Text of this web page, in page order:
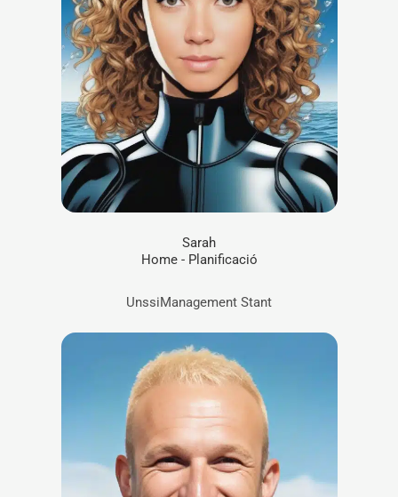
Sarah
Home - Planificació
UnssiManagement Stant